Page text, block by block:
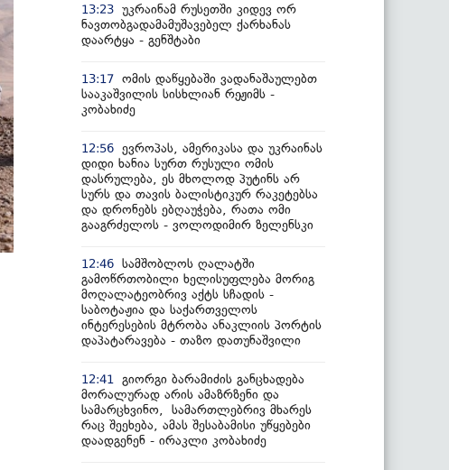
13:23 უკრაინამ რუსეთში კიდევ ორ
ნავთობგადამამუშავებელ ქარხანას
დაარტყა - გენშტაბი
13:17 ომის დაწყებაში ვადანაშაულებთ
სააკაშვილის სისხლიან რეჟიმს -
კობახიძე
12:56 ევროპას, ამერიკასა და უკრაინას
დიდი ხანია სურთ რუსული ომის
დასრულება, ეს მხოლოდ პუტინს არ
სურს და თავის ბალისტიკურ რაკეტებსა
და დრონებს ებღაუჭება, რათა ომი
გააგრძელოს - ვოლოდიმირ ზელენსკი
12:46 სამშობლოს ღალატში
გამოწრთობილი ხელისუფლება მორიგ
მოღალატეობრივ აქტს სჩადის -
საბოტაჟია და საქართველოს
ინტერესების მტრობა ანაკლიის პორტის
დაპატარავება - თაზო დათუნაშვილი
12:41
გიორგი ბარამიძის განცხადება
მორალურად არის ამაზრზენი და
სამარცხვინო, სამართლებრივ მხარეს
რაც შეეხება, ამას შესაბამისი უწყებები
დაადგენენ - ირაკლი კობახიძე